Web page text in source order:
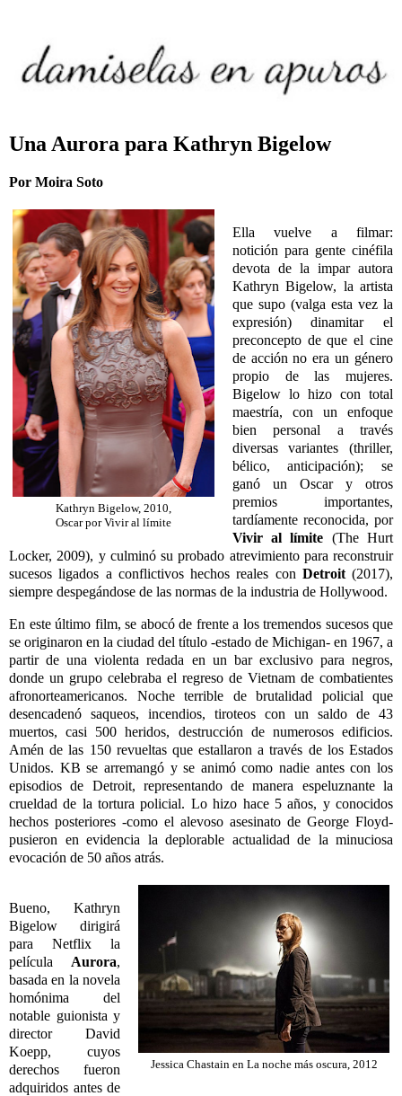
Una Aurora para Kathryn Bigelow
Por Moira Soto
Kathryn Bigelow, 2010,
Oscar por Vivir al límite
Ella vuelve a filmar:
notición para gente cinéfila
devota de la impar autora
Kathryn Bigelow, la artista
que supo (valga esta vez la
expresión) dinamitar el
preconcepto de que el cine
de acción no era un género
propio de las mujeres.
Bigelow lo hizo con total
maestría, con un enfoque
bien personal a través
diversas variantes (thriller,
bélico, anticipación); se
ganó un Oscar y otros
premios importantes,
tardíamente reconocida, por
Vivir al límite (The Hurt
Locker, 2009), y culminó su probado atrevimiento para reconstruir
sucesos ligados a conflictivos hechos reales con Detroit(2017),
siempre despegándose de las normas de la industria de Hollywood.
En este último film, se abocó de frente a los tremendos sucesos que
se originaron en la ciudad del título -estado de Michigan- en 1967, a
partir de una violenta redada en un bar exclusivo para negros,
donde un grupo celebraba el regreso de Vietnam de combatientes
afronorteamericanos. Noche terrible de brutalidad policial que
desencadenó saqueos, incendios, tiroteos con un saldo de 43
muertos, casi 500 heridos, destrucción de numerosos edificios.
Amén de las 150 revueltas que estallaron a través de los Estados
Unidos. KB se arremangó y se animó como nadie antes con los
episodios de Detroit, representando de manera espeluznante la
crueldad de la tortura policial. Lo hizo hace 5 años, y conocidos
hechos posteriores -como el alevoso asesinato de George Floyd-
pusieron en evidencia la deplorable actualidad de la minuciosa
evocación de 50 años atrás.
Jessica Chastain en La noche más oscura, 2012
Bueno, Kathryn
Bigelow dirigirá
para Netflix la
película Aurora,
basada en la novela
homónima del
notable guionista y
director David
Koepp, cuyos
derechos fueron
adquiridos antes de